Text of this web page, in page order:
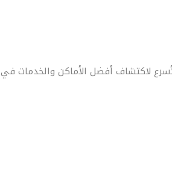
لاكتشاف أفضل الأماكن والخدمات في